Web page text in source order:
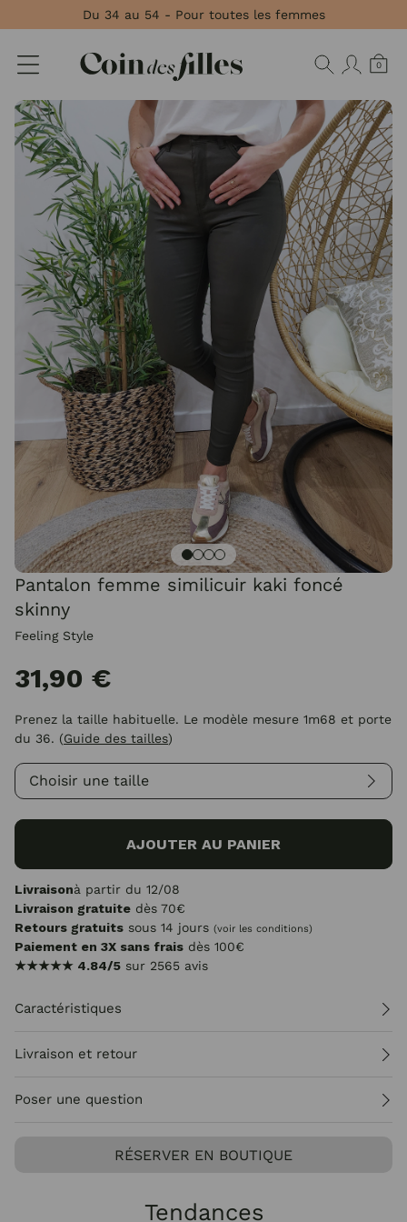
Du 34 au 54 - Pour toutes les femmes
0
Pantalon femme similicuir kaki foncé
skinny
Feeling Style
31,90 €
Prenez la taille habituelle. Le modèle mesure 1m68 et porte
du 36. (Guide des tailles)
Choisir une taille
AJOUTER AU PANIER
Livraisonà partir du 12/08
Livraison gratuite dès 70€
Retours gratuits sous 14 jours (voir les conditions)
Paiement en 3X sans frais dès 100€
★★★★★ 4.84/5 sur 2565 avis
Caractéristiques
Livraison et retour
Poser une question
RÉSERVER EN BOUTIQUE
Tendances
Panneau de gestion des cookies